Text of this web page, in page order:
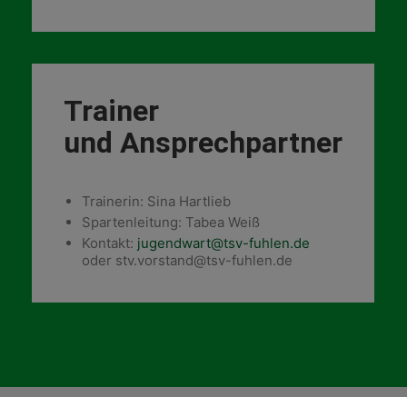
Trainer
und Ansprechpartner
Trainerin: Sina Hartlieb
Spartenleitung: Tabea Weiß
Kontakt: jugendwart@tsv-fuhlen.de
oder stv.vorstand@tsv-fuhlen.de